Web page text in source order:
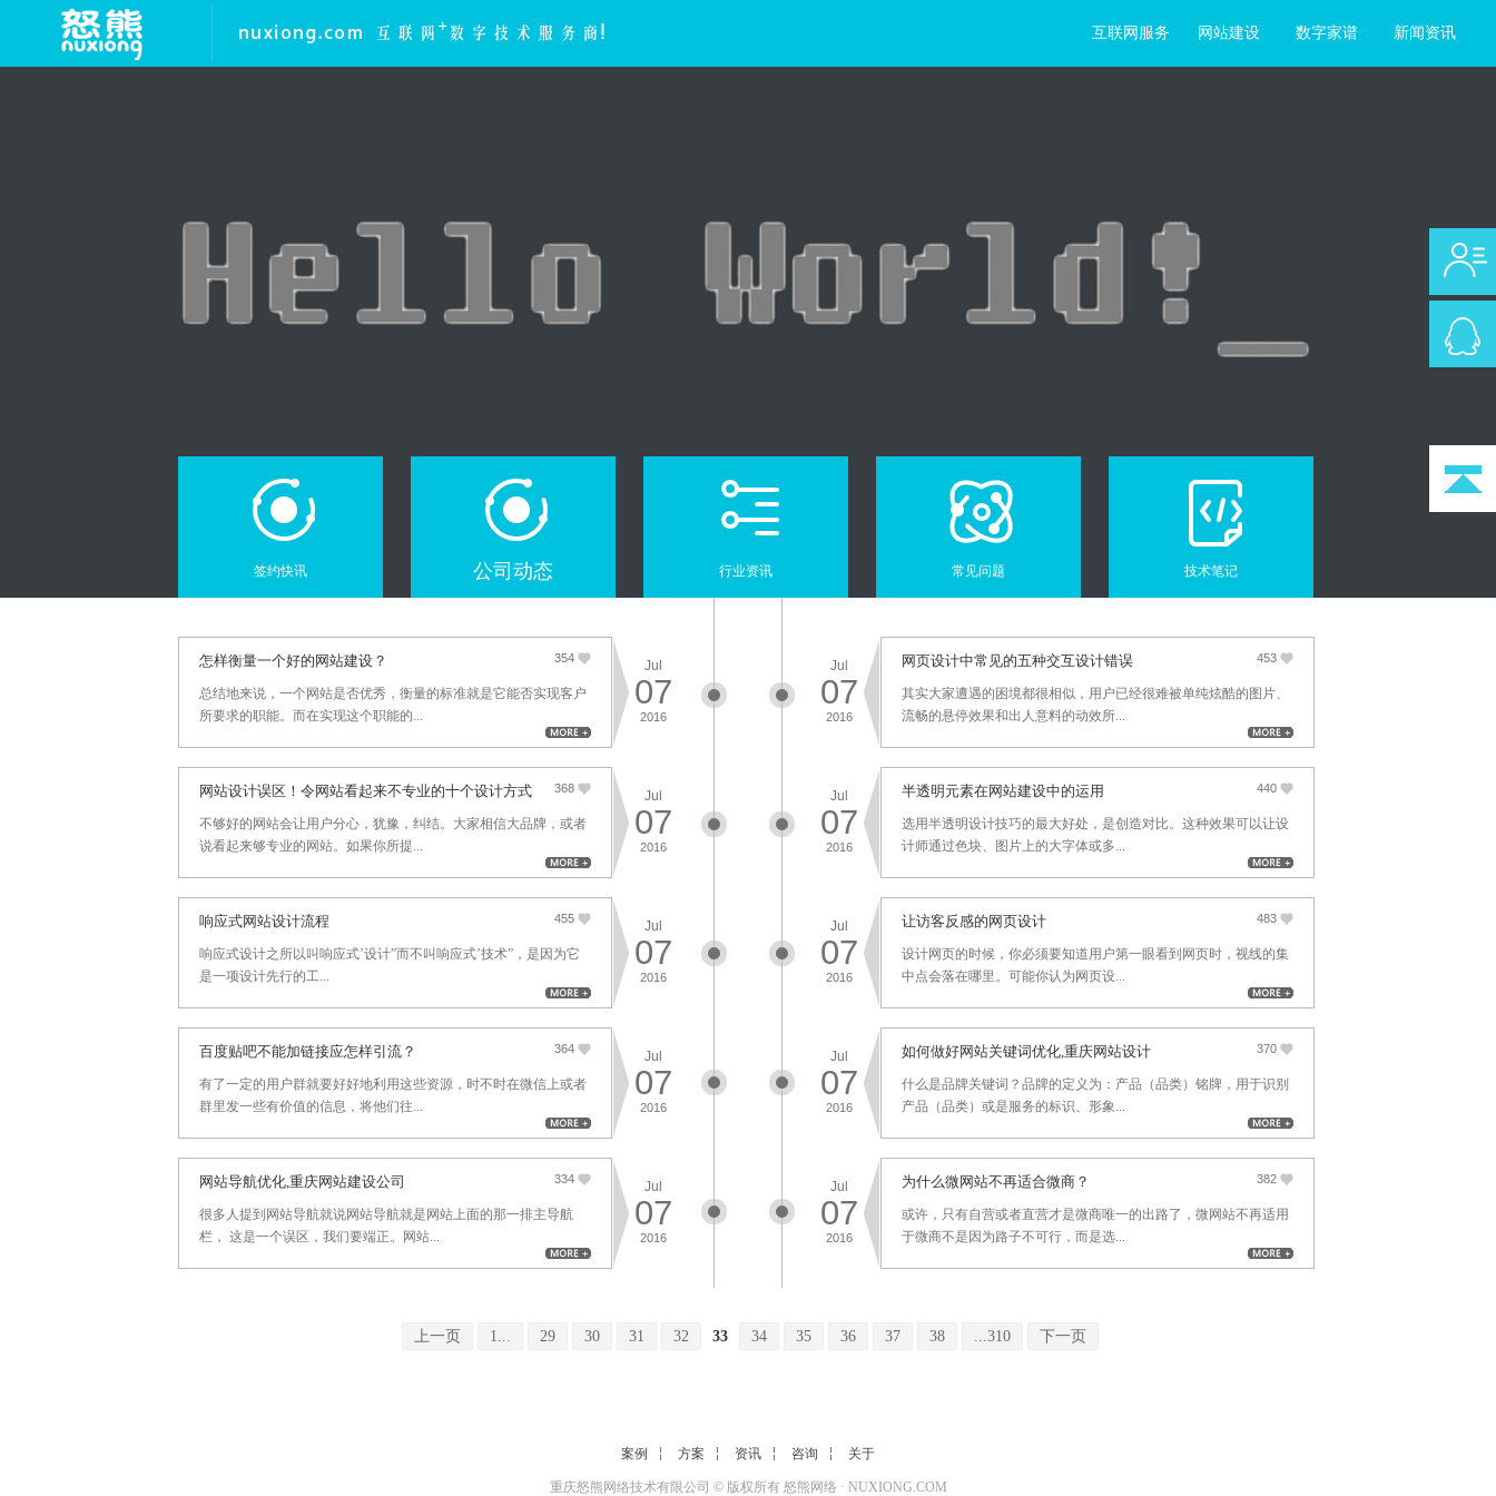
互联网服务 网站建设 数字家谱 新闻资讯
签约快讯 公司动态 行业资讯 常见问题 技术笔记
怎样衡量一个好的网站建设？ 354
总结地来说，一个网站是否优秀，衡量的标准就是它能否实现客户
所要求的职能。而在实现这个职能的...
Jul
07
2016
Jul
07
2016
网页设计中常见的五种交互设计错误 453
其实大家遭遇的困境都很相似，用户已经很难被单纯炫酷的图片、
流畅的悬停效果和出人意料的动效所...
网站设计误区！令网站看起来不专业的十个设计方式 368
不够好的网站会让用户分心，犹豫，纠结。大家相信大品牌，或者
说看起来够专业的网站。如果你所提...
Jul
07
2016
Jul
07
2016
半透明元素在网站建设中的运用 440
选用半透明设计技巧的最大好处，是创造对比。这种效果可以让设
计师通过色块、图片上的大字体或多...
响应式网站设计流程 455
响应式设计之所以叫响应式’设计”而不叫响应式’技术”，是因为它
是一项设计先行的工...
Jul
07
2016
Jul
07
2016
让访客反感的网页设计 483
设计网页的时候，你必须要知道用户第一眼看到网页时，视线的集
中点会落在哪里。可能你认为网页设...
百度贴吧不能加链接应怎样引流？ 364
有了一定的用户群就要好好地利用这些资源，时不时在微信上或者
群里发一些有价值的信息，将他们往...
Jul
07
2016
Jul
07
2016
如何做好网站关键词优化,重庆网站设计 370
什么是品牌关键词？品牌的定义为：产品（品类）铭牌，用于识别
产品（品类）或是服务的标识、形象...
网站导航优化,重庆网站建设公司 334
很多人提到网站导航就说网站导航就是网站上面的那一排主导航
栏， 这是一个误区，我们要端正。网站...
Jul
07
2016
Jul
07
2016
为什么微网站不再适合微商？ 382
或许，只有自营或者直营才是微商唯一的出路了，微网站不再适用
于微商不是因为路子不可行，而是选...
上一页 1... 29 30 31 32 33 34 35 36 37 38 ...310 下一页
案例 方案 资讯 咨询 关于
重庆怒熊网络技术有限公司 © 版权所有 怒熊网络 · NUXIONG.COM